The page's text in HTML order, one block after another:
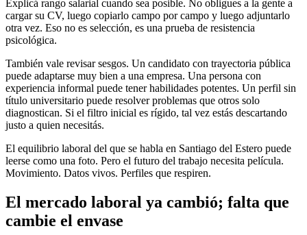
Explicá rango salarial cuando sea posible. No obligues a la gente a
cargar su CV, luego copiarlo campo por campo y luego adjuntarlo
otra vez. Eso no es selección, es una prueba de resistencia
psicológica.
También vale revisar sesgos. Un candidato con trayectoria pública
puede adaptarse muy bien a una empresa. Una persona con
experiencia informal puede tener habilidades potentes. Un perfil sin
título universitario puede resolver problemas que otros solo
diagnostican. Si el filtro inicial es rígido, tal vez estás descartando
justo a quien necesitás.
El equilibrio laboral del que se habla en Santiago del Estero puede
leerse como una foto. Pero el futuro del trabajo necesita película.
Movimiento. Datos vivos. Perfiles que respiren.
El mercado laboral ya cambió; falta que
cambie el envase